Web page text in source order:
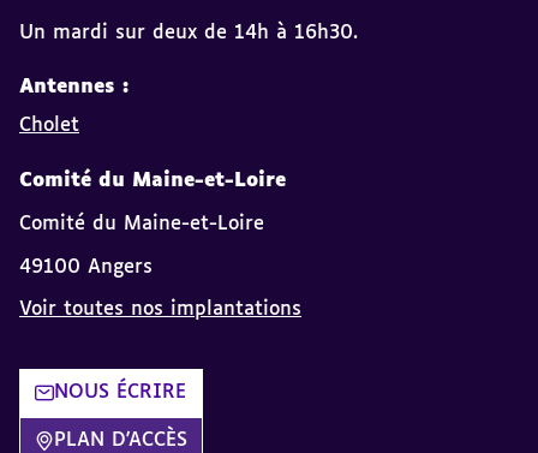
Un mardi sur deux de 14h à 16h30.
Antennes :
Cholet
Comité du Maine-et-Loire
Comité du Maine-et-Loire
49100 Angers
Voir toutes nos implantations
NOUS ÉCRIRE
PLAN D'ACCÈS